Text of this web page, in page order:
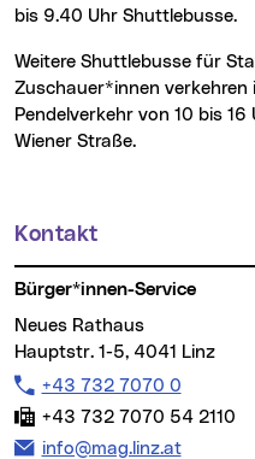
bis 9.40 Uhr Shuttlebusse.
Weitere Shuttlebusse für Staffelläufer*innen und
Zuschauer*innen verkehren
Pendelverkehr von 10 bis
Wiener Straße.
Weitere
Kontakt
Bürger*innen-Service
Neues Rathaus
Hauptstr. 1-5, 4041 Linz
Telefon:
+43 732 7070 0
Fax:
+43 732 7070 54 2110
E-Mail Adresse:
info@mag.linz.at